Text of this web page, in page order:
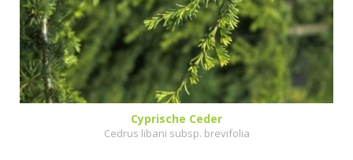
Cyprische Ceder
Cedrus libani subsp. brevifolia